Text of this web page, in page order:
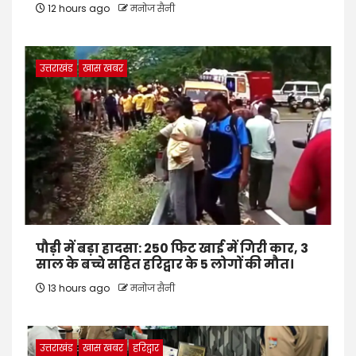
12 hours ago मनोज सैनी
उत्तराखंड खास खबर
पौड़ी में बड़ा हादसा: 250 फिट खाई में गिरी कार, 3
साल के बच्चे सहित हरिद्वार के 5 लोगों की मौत।
13 hours ago मनोज सैनी
उत्तराखंड खास खबर हरिद्वार